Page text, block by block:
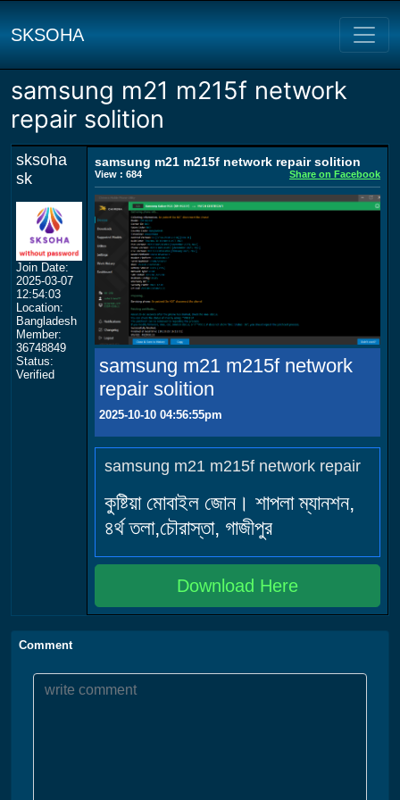
SKSOHA
samsung m21 m215f network
repair solition
sksoha
sk
Join Date:
2025-03-07
12:54:03
Location:
Bangladesh
Member:
36748849
Status:
Verified
samsung m21 m215f network repair solition
View : 684 Share on Facebook
samsung m21 m215f network
repair solition
2025-10-10 04:56:55pm
samsung m21 m215f network repair
কুষ্টিয়া মোবাইল জোন। শাপলা ম্যানশন,
৪র্থ তলা,চৌরাস্তা, গাজীপুর
Download Here
Comment